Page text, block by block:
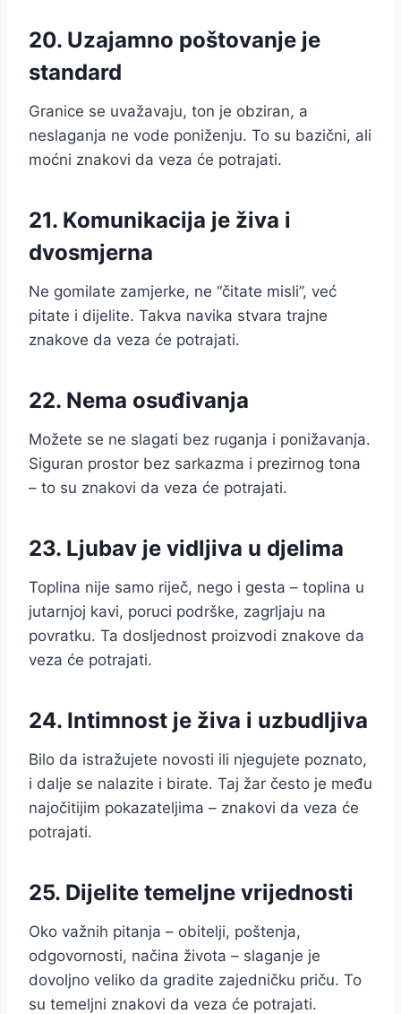
20. Uzajamno poštovanje je
standard
Granice se uvažavaju, ton je obziran, a
neslaganja ne vode poniženju. To su bazični, ali
moćni znakovi da veza će potrajati.
21. Komunikacija je živa i
dvosmjerna
Ne gomilate zamjerke, ne “čitate misli”, već
pitate i dijelite. Takva navika stvara trajne
znakove da veza će potrajati.
22. Nema osuđivanja
Možete se ne slagati bez ruganja i ponižavanja.
Siguran prostor bez sarkazma i prezirnog tona
– to su znakovi da veza će potrajati.
23. Ljubav je vidljiva u djelima
Toplina nije samo riječ, nego i gesta – toplina u
jutarnjoj kavi, poruci podrške, zagrljaju na
povratku. Ta dosljednost proizvodi znakove da
veza će potrajati.
24. Intimnost je živa i uzbudljiva
Bilo da istražujete novosti ili njegujete poznato,
i dalje se nalazite i birate. Taj žar često je među
najočitijim pokazateljima – znakovi da veza će
potrajati.
25. Dijelite temeljne vrijednosti
Oko važnih pitanja – obitelji, poštenja,
odgovornosti, načina života – slaganje je
dovoljno veliko da gradite zajedničku priču. To
su temeljni znakovi da veza će potrajati.